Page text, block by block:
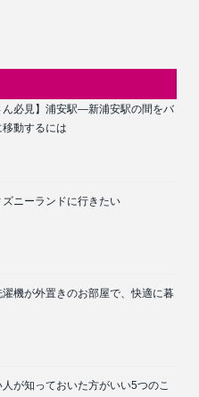
ん必見】浦安駅―新浦安駅の間をバ
動するには
ニーランドに行きたい
濯機が外置きのお部屋で、快適に暮
が知っておいた方がいい5つのこ